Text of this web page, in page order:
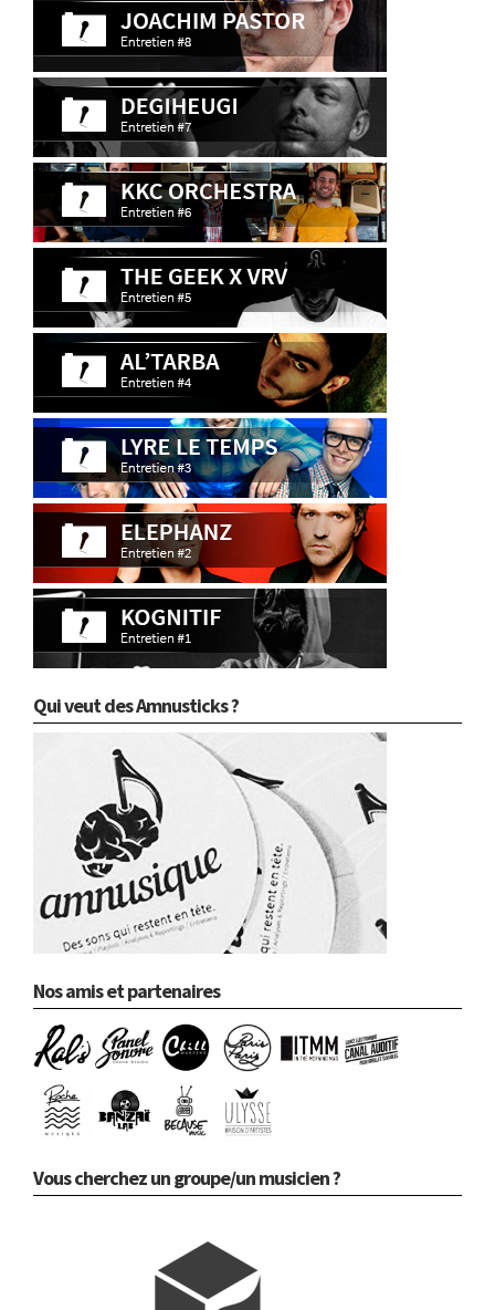
Qui veut des Amnusticks ?
Nos amis et partenaires
Vous cherchez un groupe/un musicien ?